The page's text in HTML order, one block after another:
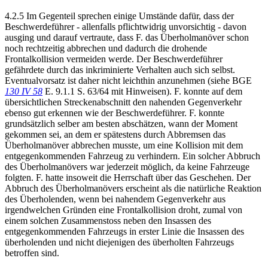
4.2.5 Im Gegenteil sprechen einige Umstände dafür, dass der
Beschwerdeführer - allenfalls pflichtwidrig unvorsichtig - davon
ausging und darauf vertraute, dass F. das Überholmanöver schon
noch rechtzeitig abbrechen und dadurch die drohende
Frontalkollision vermeiden werde. Der Beschwerdeführer
gefährdete durch das inkriminierte Verhalten auch sich selbst.
Eventualvorsatz ist daher nicht leichthin anzunehmen (siehe BGE
130 IV 58 E. 9.1.1 S. 63/64 mit Hinweisen). F. konnte auf dem
übersichtlichen Streckenabschnitt den nahenden Gegenverkehr
ebenso gut erkennen wie der Beschwerdeführer. F. konnte
grundsätzlich selber am besten abschätzen, wann der Moment
gekommen sei, an dem er spätestens durch Abbremsen das
Überholmanöver abbrechen musste, um eine Kollision mit dem
entgegenkommenden Fahrzeug zu verhindern. Ein solcher Abbruch
des Überholmanövers war jederzeit möglich, da keine Fahrzeuge
folgten. F. hatte insoweit die Herrschaft über das Geschehen. Der
Abbruch des Überholmanövers erscheint als die natürliche Reaktion
des Überholenden, wenn bei nahendem Gegenverkehr aus
irgendwelchen Gründen eine Frontalkollision droht, zumal von
einem solchen Zusammenstoss neben den Insassen des
entgegenkommenden Fahrzeugs in erster Linie die Insassen des
überholenden und nicht diejenigen des überholten Fahrzeugs
betroffen sind.